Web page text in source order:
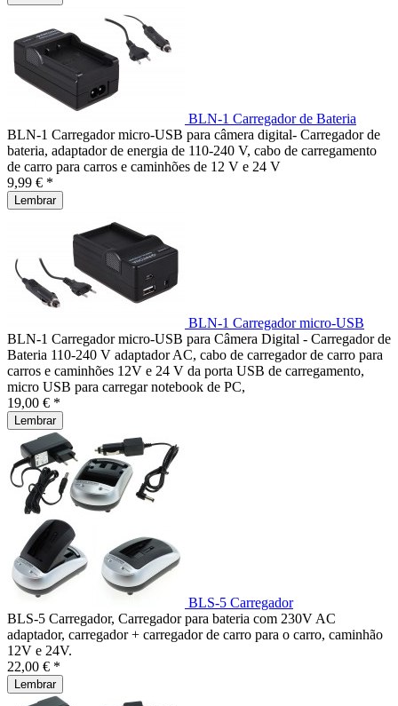
BLN-1 Carregador de Bateria
BLN-1 Carregador micro-USB para câmera digital- Carregador de
bateria, adaptador de energia de 110-240 V, cabo de carregamento
de carro para carros e caminhões de 12 V e 24 V
9,99 € *
Lembrar
BLN-1 Carregador micro-USB
BLN-1 Carregador micro-USB para Câmera Digital - Carregador de
Bateria 110-240 V adaptador AC, cabo de carregador de carro para
carros e caminhões 12V e 24 V da porta USB de carregamento,
micro USB para carregar notebook de PC,
19,00 € *
Lembrar
BLS-5 Carregador
BLS-5 Carregador, Carregador para bateria com 230V AC
adaptador, carregador + carregador de carro para o carro, caminhão
12V e 24V.
22,00 € *
Lembrar